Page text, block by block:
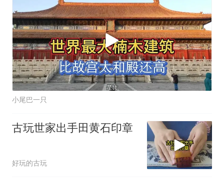
小尾巴一只
古玩世家出手田黄石印章
好玩的古玩